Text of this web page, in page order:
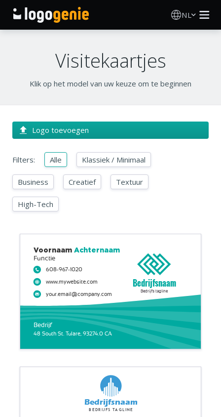
NL
AI logogenerator
Gedrukte producten
Blog
Visitekaartjes
Klik op het model van uw keuze om te beginnen
Logo toevoegen
Filters: Alle Klassiek / Minimaal
Business Creatief Textuur
High-Tech
48 South St. Tulare, 93274.0 CA
Bedrijf
608-967-1020
www.mywebsite.com
your.email@company.com
Functie
Voornaam Achternaam
Bedrijfsnaam
Bedrijfs tagline
Bedrijfsnaam
Bedrijfs tagline